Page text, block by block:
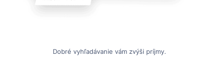
Dobré vyhľadávanie vám zvýši príjmy.